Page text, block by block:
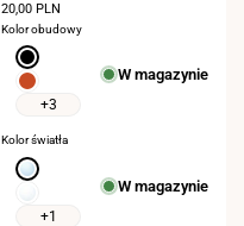
Cena
sprzedaży
20,00 PLN
Kolor obudowy
Czarny
Czerwony
+3
W magazynie
Kolor światła
Zimna
6000K
+1
W magazynie